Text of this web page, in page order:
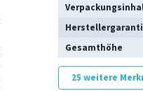
Gesamthöhe
25 weitere